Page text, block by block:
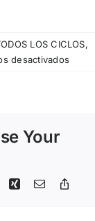
LOS CICLOS,
desactivadosen
Your
TumblrXing Email